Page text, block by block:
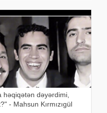
həqiqətən dəyərdimi,
- Mahsun Kırmızıgül